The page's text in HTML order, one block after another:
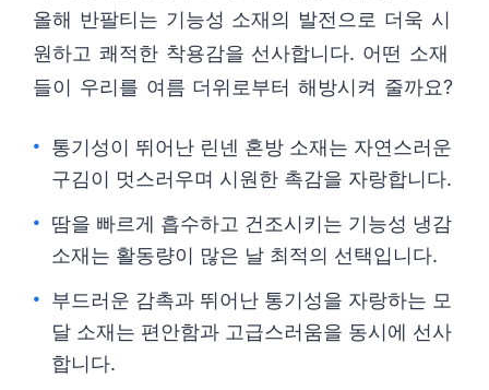
올해 반팔티는 기능성 소재의 발전으로 더욱 시
원하고 쾌적한 착용감을 선사합니다. 어떤 소재
들이 우리를 여름 더위로부터 해방시켜 줄까요?
통기성이 뛰어난 린넨 혼방 소재는 자연스러운
구김이 멋스러우며 시원한 촉감을 자랑합니다.
땀을 빠르게 흡수하고 건조시키는 기능성 냉감
소재는 활동량이 많은 날 최적의 선택입니다.
부드러운 감촉과 뛰어난 통기성을 자랑하는 모
달 소재는 편안함과 고급스러움을 동시에 선사
합니다.